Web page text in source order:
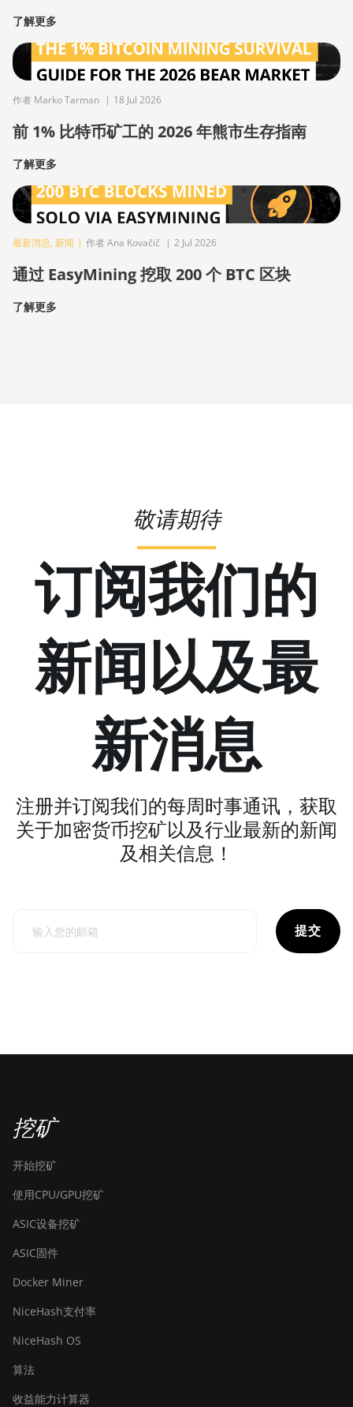
了解更多
作者 Marko Tarman | 18 Jul 2026
前 1% 比特币矿工的 2026 年熊市生存指南
了解更多
最新消息, 新闻 | 作者 Ana Kovačič | 2 Jul 2026
通过 EasyMining 挖取 200 个 BTC 区块
了解更多
敬请期待
订阅我们的
新闻以及最
新消息
注册并订阅我们的每周时事通讯，获取
关于加密货币挖矿以及行业最新的新闻
及相关信息！
提交
挖矿
开始挖矿
使用CPU/GPU挖矿
ASIC设备挖矿
ASIC固件
Docker Miner
NiceHash支付率
NiceHash OS
算法
收益能力计算器